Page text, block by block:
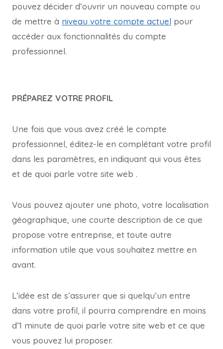
pouvez décider d’ouvrir un nouveau compte ou
de mettre à niveau votre compte actuel pour
accéder aux fonctionnalités du compte
professionnel.
PRÉPAREZ VOTRE PROFIL
Une fois que vous avez créé le compte
professionnel, éditez-le en complétant votre profil
dans les paramètres, en indiquant qui vous êtes
et de quoi parle votre site web .
Vous pouvez ajouter une photo, votre localisation
géographique, une courte description de ce que
propose votre entreprise, et toute autre
information utile que vous souhaitez mettre en
avant.
L’idée est de s’assurer que si quelqu’un entre
dans votre profil, il pourra comprendre en moins
d’1 minute de quoi parle votre site web et ce que
vous pouvez lui proposer.